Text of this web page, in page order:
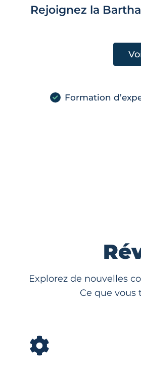
Rejoignez la
Formation
Explorez de nouvelles
Ce que vous